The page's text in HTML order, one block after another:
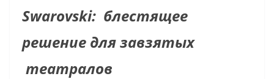
Swarovski: блестящее
решение для завзятых
театралов